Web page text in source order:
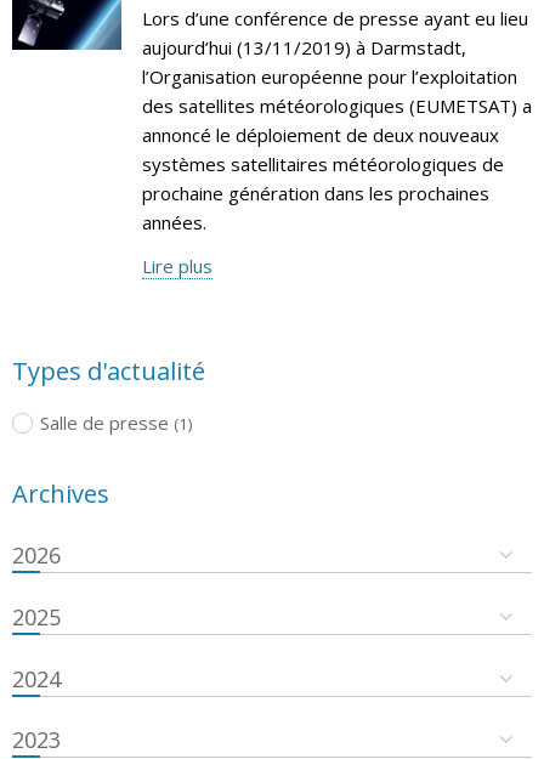
Lors d’une conférence de presse ayant eu lieu
aujourd’hui (13/11/2019) à Darmstadt,
l’Organisation européenne pour l’exploitation
des satellites météorologiques (EUMETSAT) a
annoncé le déploiement de deux nouveaux
systèmes satellitaires météorologiques de
prochaine génération dans les prochaines
années.
Lire plus
Types d'actualité
Salle de presse (1)
Archives
2026
2025
2024
2023